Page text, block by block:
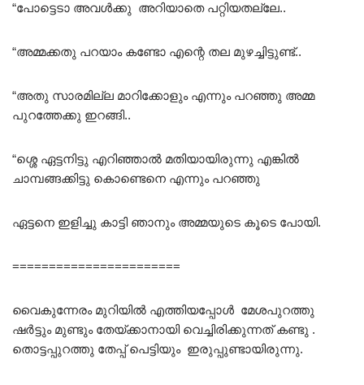
“പോട്ടെടാ അവൾക്കു അറിയാതെ പറ്റിയതല്ലേ..
“അമ്മക്കതു പറയാം കണ്ടോ എന്റെ തല മുഴച്ചിട്ടുണ്ട്..
“അതു സാരമില്ല മാറിക്കോളും എന്നും പറഞ്ഞു അമ്മ
പുറത്തേക്കു ഇറങ്ങി..
“ശ്ശെ ഏട്ടനിട്ടു എറിഞ്ഞാൽ മതിയായിരുന്നു എങ്കിൽ
ചാമ്പങ്ങക്കിട്ടു കൊണ്ടെനെ എന്നും പറഞ്ഞു
ഏട്ടനെ ഇളിച്ചു കാട്ടി ഞാനും അമ്മയുടെ കൂടെ പോയി.
=======================
വൈകുന്നേരം മുറിയിൽ എത്തിയപ്പോൾ മേശപുറത്തു
ഷർട്ടും മുണ്ടും തേയ്ക്കാനായി വെച്ചിരിക്കുന്നത് കണ്ടു .
തൊട്ടപ്പുറത്തു തേപ്പ് പെട്ടിയും ഇരുപ്പുണ്ടായിരുന്നു.